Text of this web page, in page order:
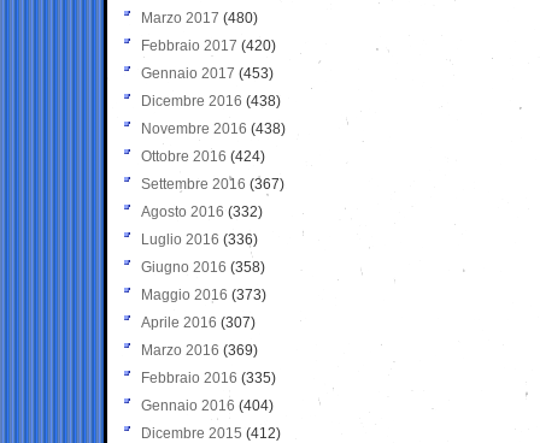
Marzo 2017 (480)
Febbraio 2017 (420)
Gennaio 2017 (453)
Dicembre 2016 (438)
Novembre 2016 (438)
Ottobre 2016 (424)
Settembre 2016 (367)
Agosto 2016 (332)
Luglio 2016 (336)
Giugno 2016 (358)
Maggio 2016 (373)
Aprile 2016 (307)
Marzo 2016 (369)
Febbraio 2016 (335)
Gennaio 2016 (404)
Dicembre 2015 (412)